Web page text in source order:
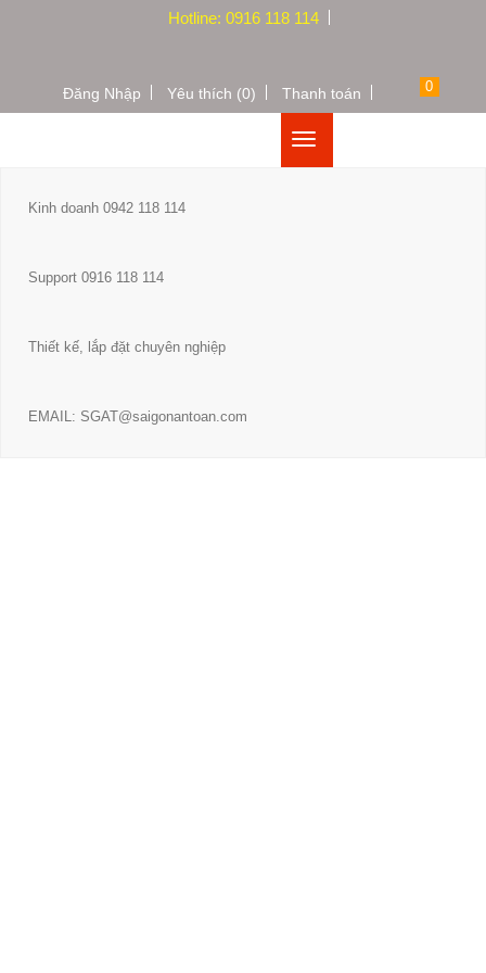
Hotline: 0916 118 114
Đăng Nhập Yêu thích (0) Thanh toán 0
Kinh doanh 0942 118 114
Support 0916 118 114
Thiết kế, lắp đặt chuyên nghiệp
EMAIL: SGAT@saigonantoan.com